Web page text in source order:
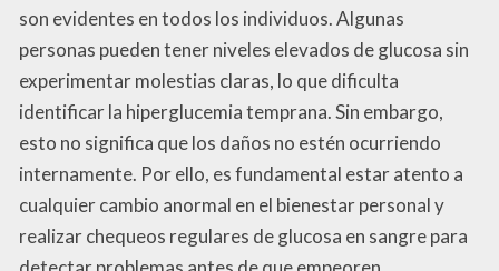
son evidentes en todos los individuos. Algunas
personas pueden tener niveles elevados de glucosa sin
experimentar molestias claras, lo que dificulta
identificar la hiperglucemia temprana. Sin embargo,
esto no significa que los daños no estén ocurriendo
internamente. Por ello, es fundamental estar atento a
cualquier cambio anormal en el bienestar personal y
realizar chequeos regulares de glucosa en sangre para